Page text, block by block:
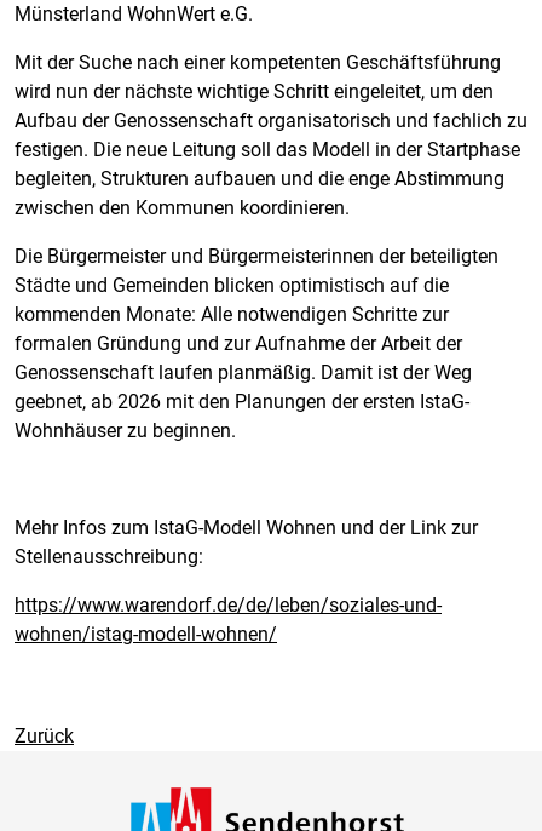
Münsterland WohnWert e.G.
Mit der Suche nach einer kompetenten Geschäftsführung
wird nun der nächste wichtige Schritt eingeleitet, um den
Aufbau der Genossenschaft organisatorisch und fachlich zu
festigen. Die neue Leitung soll das Modell in der Startphase
begleiten, Strukturen aufbauen und die enge Abstimmung
zwischen den Kommunen koordinieren.
Die Bürgermeister und Bürgermeisterinnen der beteiligten
Städte und Gemeinden blicken optimistisch auf die
kommenden Monate: Alle notwendigen Schritte zur
formalen Gründung und zur Aufnahme der Arbeit der
Genossenschaft laufen planmäßig. Damit ist der Weg
geebnet, ab 2026 mit den Planungen der ersten IstaG-
Wohnhäuser zu beginnen.
Mehr Infos zum IstaG-Modell Wohnen und der Link zur
Stellenausschreibung:
https://www.warendorf.de/de/leben/soziales-und-
wohnen/istag-modell-wohnen/
Zurück